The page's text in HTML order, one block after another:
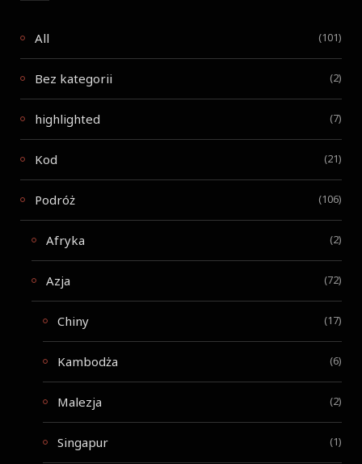
All (101)
Bez kategorii (2)
highlighted (7)
Kod (21)
Podróż (106)
Afryka (2)
Azja (72)
Chiny (17)
Kambodża (6)
Malezja (2)
Singapur (1)